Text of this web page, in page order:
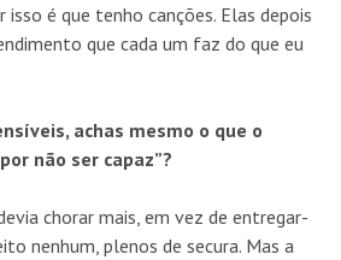
é que tenho canções. Elas depois
que cada um faz do que eu
achas mesmo o que o
não ser capaz”?
chorar mais, em vez de entregar-
nenhum, plenos de secura. Mas a